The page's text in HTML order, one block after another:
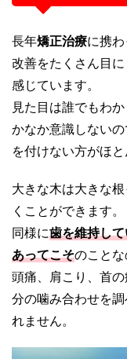
長年矯正治療に携わ
改善をたくさん目
感じています。
見た目は誰でもわ
かなか意識しない
を付けない方がほと
大きな木は大きな
くことができます。
同様に歯を維持し
あってこそのことな
頭痛、肩こり、首
分の噛み合わせを
れません。